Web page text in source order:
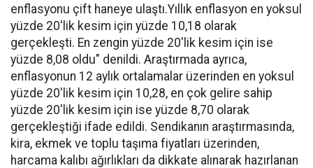
enflasyonu çift haneye ulaştı.Yıllık enflasyon en yoksul
yüzde 20'lik kesim için yüzde 10,18 olarak
gerçekleşti. En zengin yüzde 20'lik kesim için ise
yüzde 8,08 oldu" denildi. Araştırmada ayrıca,
enflasyonun 12 aylık ortalamalar üzerinden en yoksul
yüzde 20'lik kesim için 10,28, en çok gelire sahip
yüzde 20'lik kesim için ise yüzde 8,70 olarak
gerçekleştiği ifade edildi. Sendikanın araştırmasında,
kira, ekmek ve toplu taşıma fiyatları üzerinden,
harcama kalıbı ağırlıkları da dikkate alınarak hazırlanan